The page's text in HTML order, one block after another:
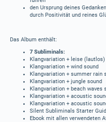
den Ursprung deines
durch Positivität und reines
Das Album enthält:
7 Subliminals:
Klangvariation + leise (lautlos)
Klangvariation + wind sound
Klangvariation + summer rain
Klangvariation + jungle sound
Klangvariation + beach waves
Klangvariation + acoustic
Klangvariation + acoustic
Silent Subliminals Starter
Ebook mit allen verwendeten